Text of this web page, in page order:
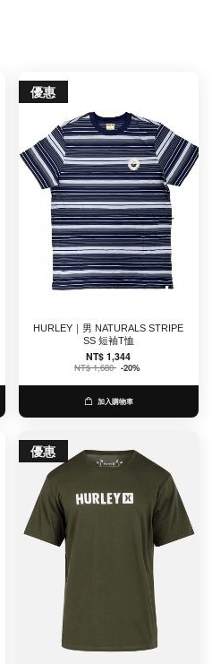
優惠
HURLEY｜男 NATURALS STRIPE
SS 短袖T恤
NT$ 1,344
NT$ 1,680 -20%
加入購物車
優惠